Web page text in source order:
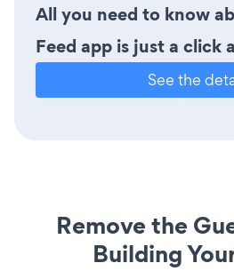
All you need to know
Feed app is just a click
See the
Remove the
Building